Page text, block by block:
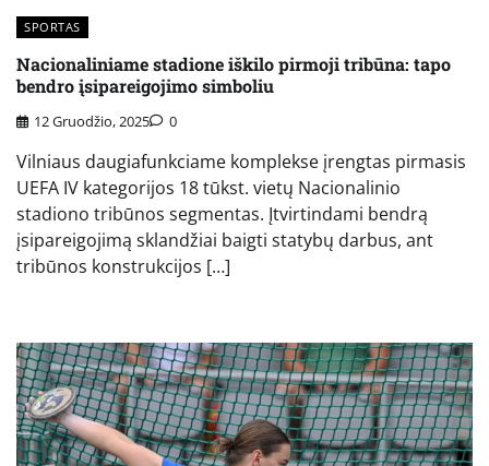
SPORTAS
Nacionaliniame stadione iškilo pirmoji tribūna: tapo
bendro įsipareigojimo simboliu
12 Gruodžio, 2025 0
Vilniaus daugiafunkciame komplekse įrengtas pirmasis
UEFA IV kategorijos 18 tūkst. vietų Nacionalinio
stadiono tribūnos segmentas. Įtvirtindami bendrą
įsipareigojimą sklandžiai baigti statybų darbus, ant
tribūnos konstrukcijos […]